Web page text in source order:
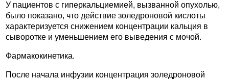
У пациентов с гиперкальциемией, вызванной опухолью,
было показано, что действие золедроновой кислоты
характеризуется снижением концентрации кальция в
сыворотке и уменьшением его выведения с мочой.
Фармакокинетика.
После начала инфузии концентрация золедроновой